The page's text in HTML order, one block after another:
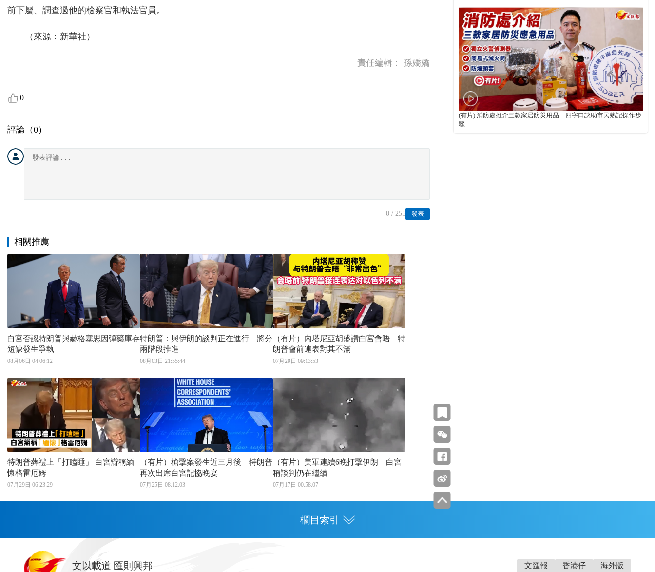
前下屬、調查過他的檢察官和執法官員。
（來源：新華社）
責任編輯： 孫嬌嬌
0
評論（0）
發表
0 / 255
相關推薦
白宮否認特朗普與赫格塞思因彈藥庫存
短缺發生爭執
08月06日 04:06:12
特朗普：與伊朗的談判正在進行 將分
兩階段推進
08月03日 21:55:44
（有片）內塔尼亞胡盛讚白宮會晤 特
朗普會前連表對其不滿
07月29日 09:13:53
特朗普葬禮上「打瞌睡」 白宮辯稱緬
懷格雷厄姆
07月29日 06:23:29
（有片）槍擊案發生近三月後 特朗普
再次出席白宮記協晚宴
07月25日 08:12:03
（有片）美軍連續6晚打擊伊朗 白宮
稱談判仍在繼續
07月17日 00:58:07
(有片) 消防處推介三款家居防災用品 四字口訣助市民熟記操作步
驟
欄目索引
首頁
文以載道 匯則興邦 文匯報 香港仔 海外版